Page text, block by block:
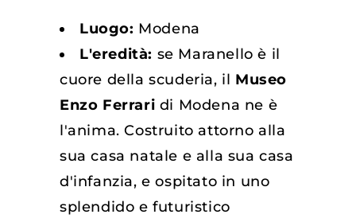
Luogo: Modena
L'eredità: se Maranello è il
cuore della scuderia, il Museo
Enzo Ferrari di Modena ne è
l'anima. Costruito attorno alla
sua casa natale e alla sua casa
d'infanzia, e ospitato in uno
splendido e futuristico